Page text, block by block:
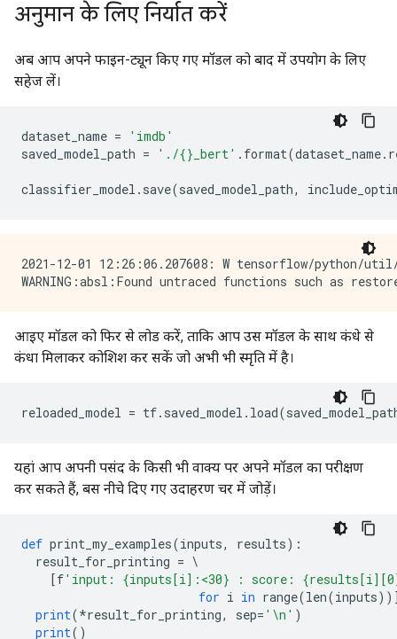
अनुमान के लिए निर्यात करें
अब आप अपने फाइन-ट्यून किए गए मॉडल को बाद में उपयोग के लिए
सहेज लें।
dataset_name =
'imdb'
saved_model_path = './{}_bert' . format(dataset_name.
classifier_model . save(saved_model_path,
2021-12-01 12:26:06.207608: W tensorflow/
आइए मॉडल को फिर से लोड करें, ताकि आप उस मॉडल के साथ कंधे से
कंधा मिलाकर कोशिश कर सकें जो अभी भी स्मृति में है।
reloaded_model = tf. saved_model . load(
यहां आप अपनी पसंद के किसी भी वाक्य पर अपने मॉडल का परीक्षण
कर सकते हैं, बस नीचे दिए गए उदाहरण चर में जोड़ें।
def print_my_examples(inputs, results):
result_for_printing = \
[f'input: {inputs[i]:<30} : score:
for i in range(len(inputs
print(*result_for_printing, sep= '\n' )
print()